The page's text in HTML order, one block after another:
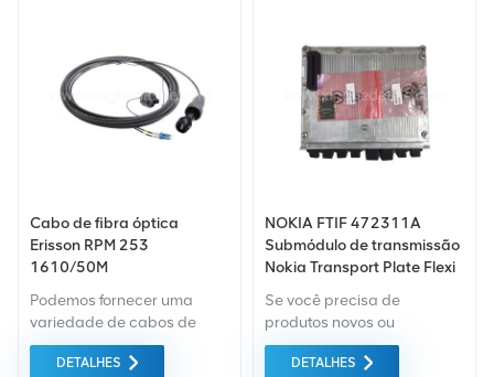
Cabo de fibra óptica
Erisson RPM 253
1610/50M
Podemos fornecer uma
variedade de cabos de
alimentação Ericsson novos
e usados, como RPM253
DETALHES
NOKIA FTIF 472311A
Submódulo de transmissão
Nokia Transport Plate Flexi
Se você precisa de
produtos novos ou
renovados, leva em
consideração garantia
DETALHES